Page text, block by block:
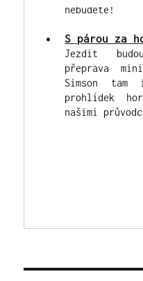
S párou za
přeprava
Simson tam
prohlídek
našimi